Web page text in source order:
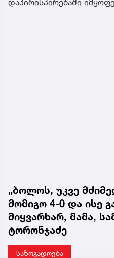
„ბოლოს, უკვე
მომიგო 4-0 და ისე
მიყვარხარ, მამა,
ტორონჯაძე
საზოგადოება